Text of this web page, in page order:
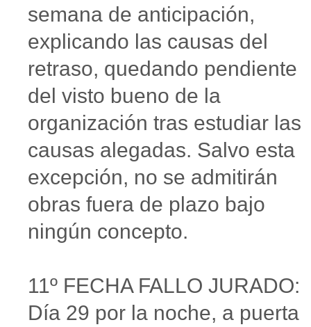
semana de anticipación,
explicando las causas del
retraso, quedando pendiente
del visto bueno de la
organización tras estudiar las
causas alegadas. Salvo esta
excepción, no se admitirán
obras fuera de plazo bajo
ningún concepto.
11º FECHA FALLO JURADO:
Día 29 por la noche, a puerta